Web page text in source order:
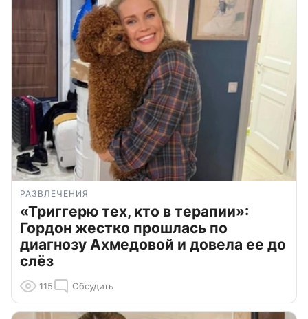
РАЗВЛЕЧЕНИЯ
«Триггерю тех, кто в терапии»:
Гордон жестко прошлась по
диагнозу Ахмедовой и довела ее до
слёз
115 Обсудить